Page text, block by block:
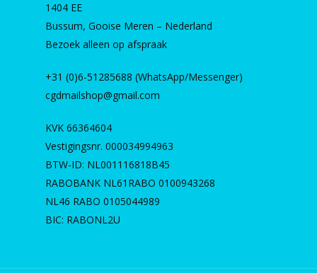
1404 EE
Bussum, Gooise Meren – Nederland
Bezoek alleen op afspraak
+31 (0)6-51285688 (WhatsApp/Messenger)
cgdmailshop@gmail.com
KVK 66364604
Vestigingsnr. 000034994963
BTW-ID: NL001116818B45
RABOBANK NL61RABO 0100943268
NL46 RABO 0105044989
BIC: RABONL2U